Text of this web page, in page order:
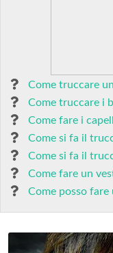
Come truccare
Come truccare i
Come fare i
Come si fa il
Come si fa il
Come fare un
Come posso fare